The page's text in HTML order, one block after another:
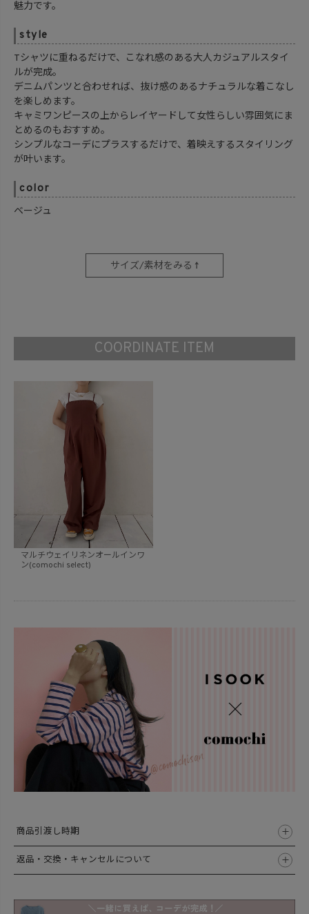
魅力です。
style
Tシャツに重ねるだけで、こなれ感のある大人カジュアルスタイ
ルが完成。
デニムパンツと合わせれば、抜け感のあるナチュラルな着こなし
を楽しめます。
キャミワンピースの上からレイヤードして女性らしい雰囲気にま
とめるのもおすすめ。
シンプルなコーデにプラスするだけで、着映えするスタイリング
が叶います。
color
ベージュ
サイズ/素材をみる ↑
COORDINATE ITEM
マルチウェイリネンオールインワ
ン(comochi select)
商品引渡し時期
返品・交換・キャンセルについて